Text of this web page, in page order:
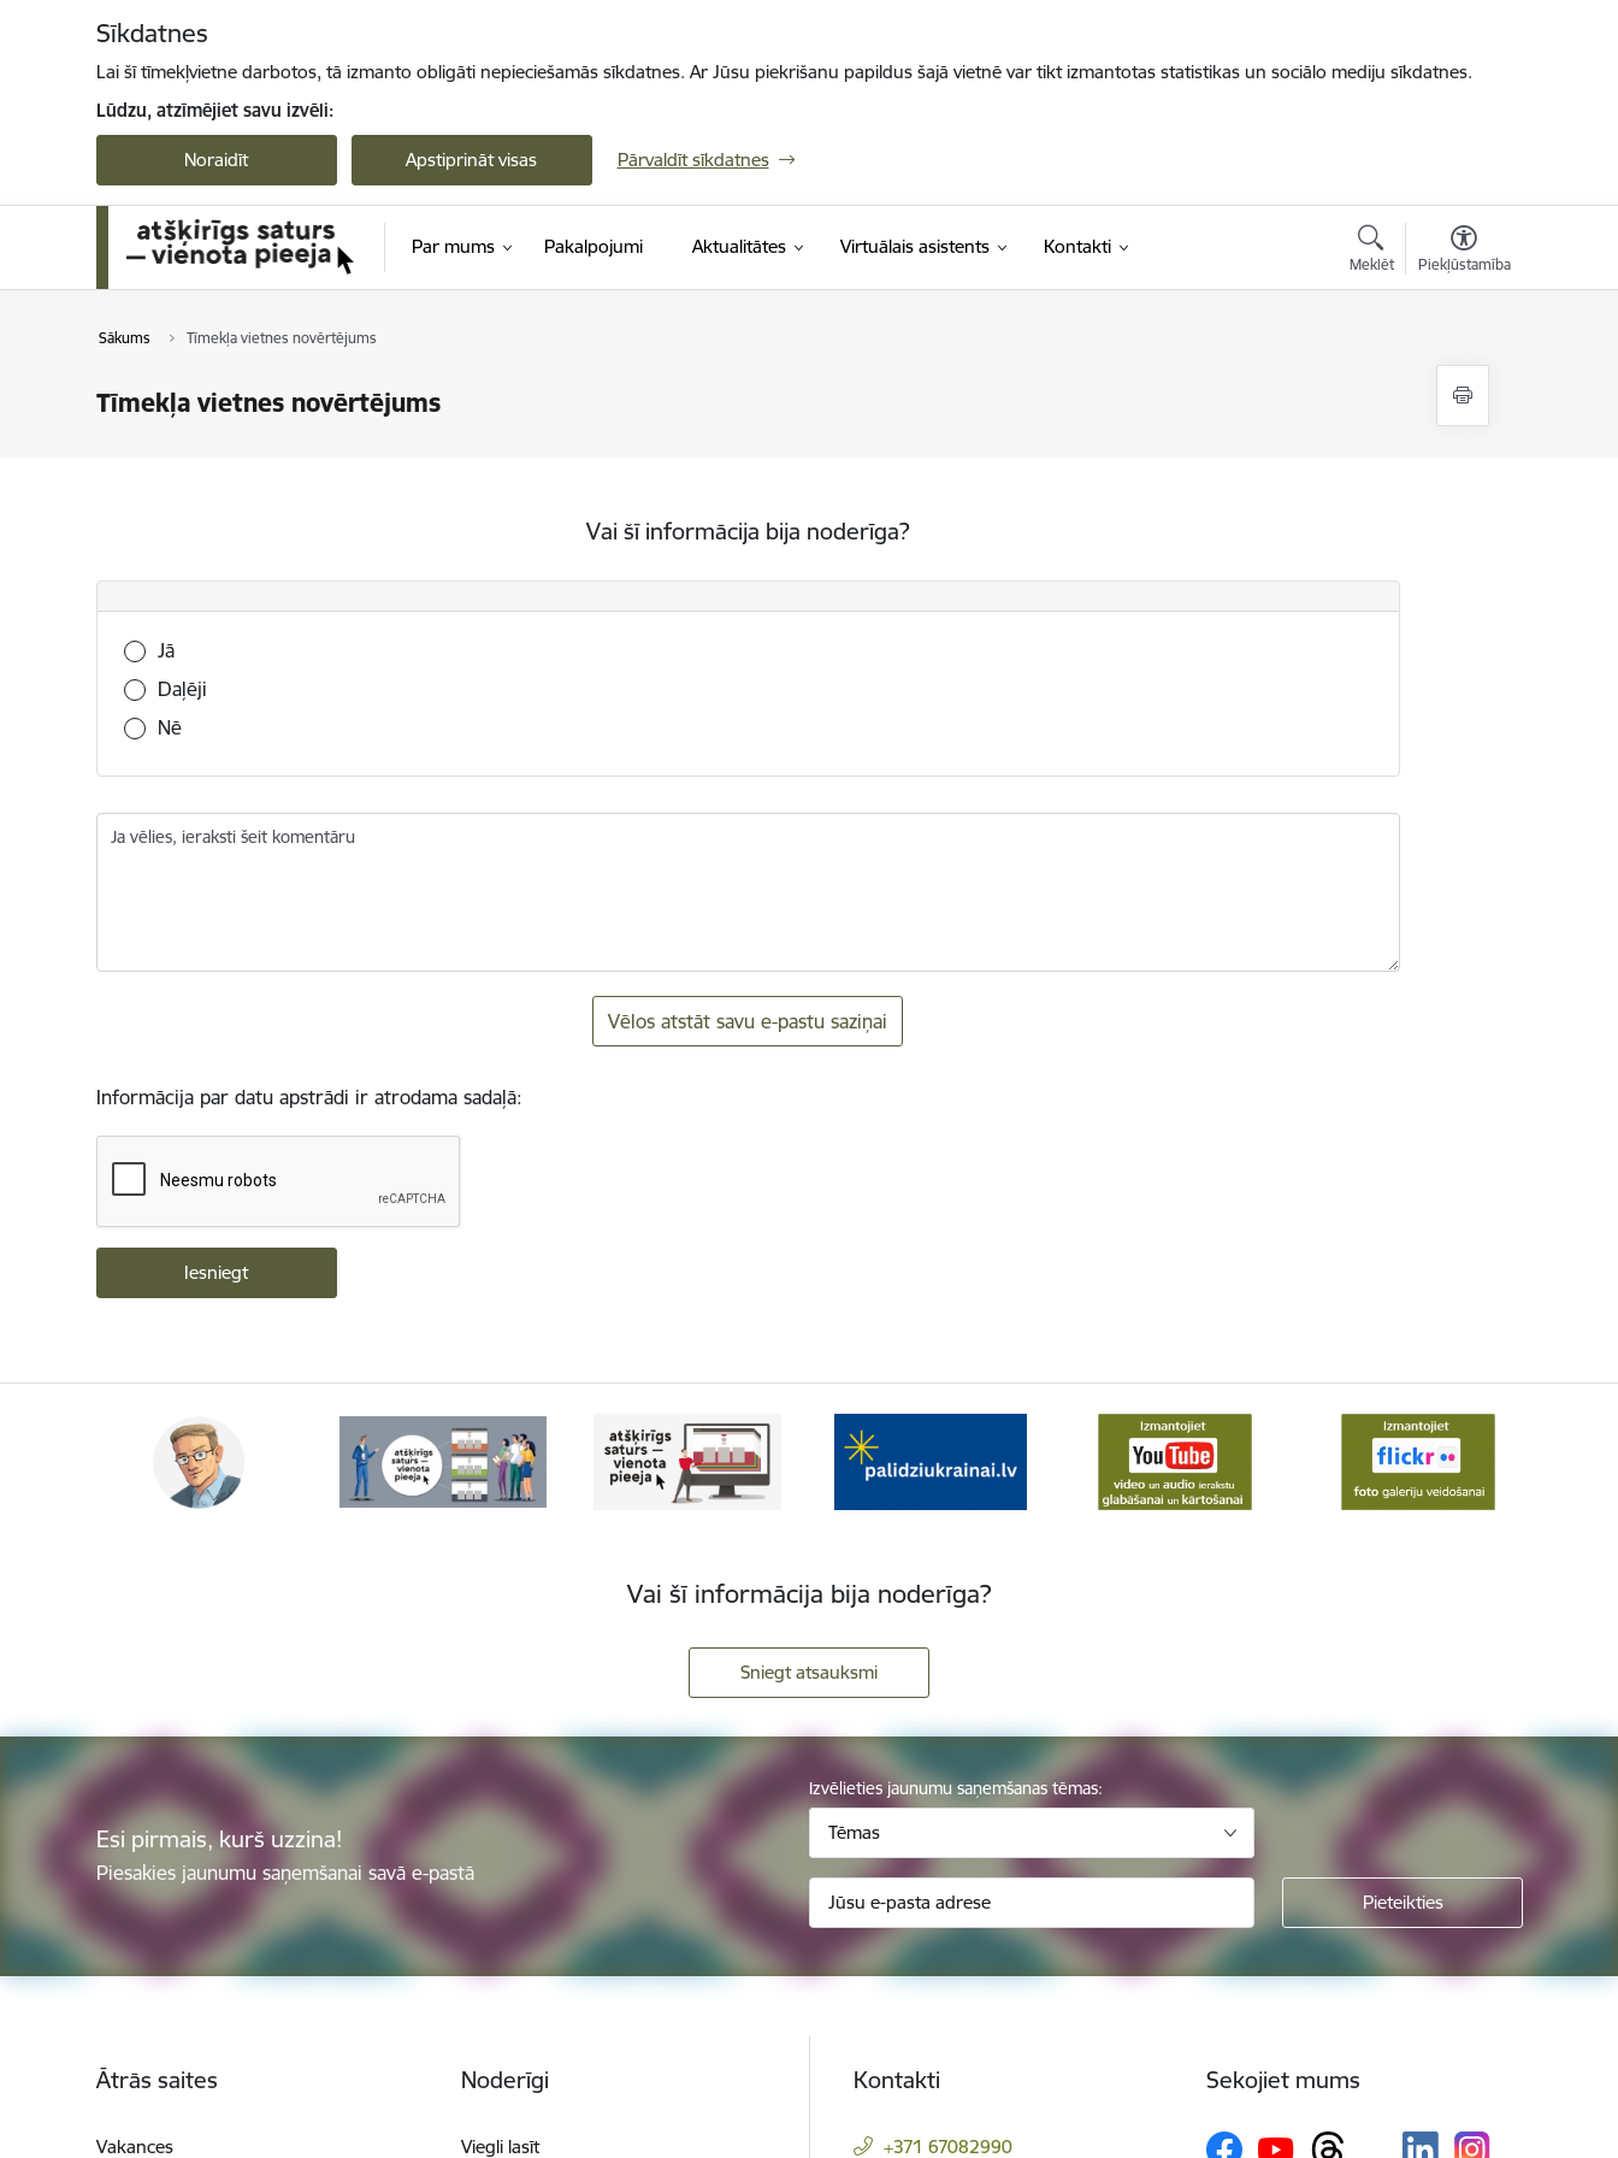
Sīkdatnes
Lai šī tīmekļvietne darbotos, tā izmanto obligāti nepieciešamās sīkdatnes. Ar Jūsu piekrišanu papildus šajā vietnē var tikt izmantotas statistikas un sociālo mediju sīkdatnes.
Lūdzu, atzīmējiet savu izvēli:
Noraidīt Apstiprināt visas Pārvaldīt sīkdatnes
Par mums Pakalpojumi Aktualitātes Virtuālais asistents Kontakti
Meklēt Piekļūstamība
Sākums Tīmekļa vietnes novērtējums
Tīmekļa vietnes novērtējums
Vai šī informācija bija noderīga?
Vai šī informācija bija noderīga?
Jā
Daļēji
Nē
Ja vēlies, ieraksti šeit komentāru
Vēlos atstāt savu e-pastu saziņai
Informācija par datu apstrādi ir atrodama sadaļā:
Vai šī informācija bija noderīga?
Sniegt atsauksmi
Esi pirmais, kurš uzzina!
Piesakies jaunumu saņemšanai savā e-pastā
Izvēlieties jaunumu saņemšanas tēmas:
Tēmas
Ātrās saites
Vakances
Noderīgi
Viegli lasīt
Kontakti
+371 67082990
Sekojiet mums